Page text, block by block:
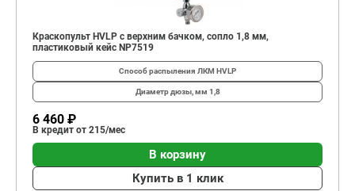
Краскопульт HVLP с верхним бачком, сопло 1,8 мм,
пластиковый кейс NP7519
Способ распыления ЛКМ HVLP
Диаметр дюзы, мм 1,8
6 460 ₽
В кредит от 215/мес
В корзину
Купить в 1 клик